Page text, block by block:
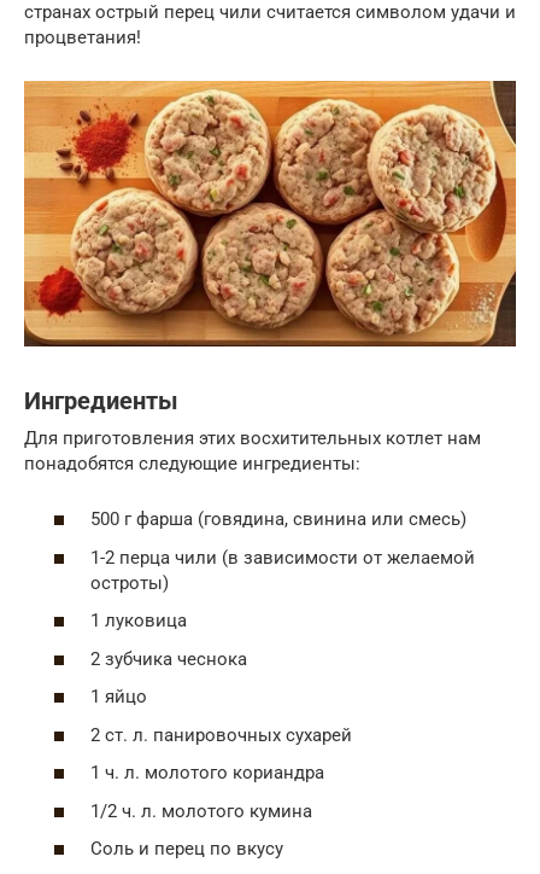
странах острый перец чили считается символом удачи и
процветания!
Ингредиенты
Для приготовления этих восхитительных котлет нам
понадобятся следующие ингредиенты:
500 г фарша (говядина, свинина или смесь)
1-2 перца чили (в зависимости от желаемой
остроты)
1 луковица
2 зубчика чеснока
1 яйцо
2 ст. л. панировочных сухарей
1 ч. л. молотого кориандра
1/2 ч. л. молотого кумина
Соль и перец по вкусу